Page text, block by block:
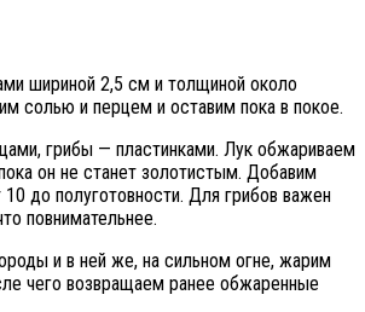
шириной 2,5 см и толщиной около
солью и перцем и оставим пока в покое.
грибы — пластинками. Лук обжариваем
он не станет золотистым. Добавим
до полуготовности. Для грибов важен
повнимательнее.
и в ней же, на сильном огне, жарим
чего возвращаем ранее обжаренные